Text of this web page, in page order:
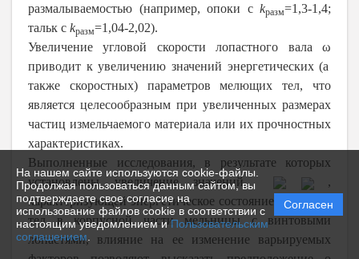
На нашем сайте используются cookie-файлы.
Продолжая пользоваться данным сайтом, вы
подтверждаете свое согласие на
использование файлов cookie в соответствии с
настоящим уведомлением иПользовательским
соглашением
Согласен
размалываемостью (например, опоки с kразм=1,3-1,4;
тальк с kразм=1,04-2,02).
Увеличение угловой скорости лопастного вала ω
приводит к увеличению значений энергетических (а
также скоростных) параметров мелющих тел, что
является целесообразным при увеличенных размерах
частиц измельчаемого материала или их прочностных
характеристиках.
Выполненные исследования, в результате которых
установлены увеличение значений
,
характеризующейэнергетическое состояние мелющих
тел в корпусной части мельницы с винтовыми
лопастями, влияние на ее изменение варьируемых